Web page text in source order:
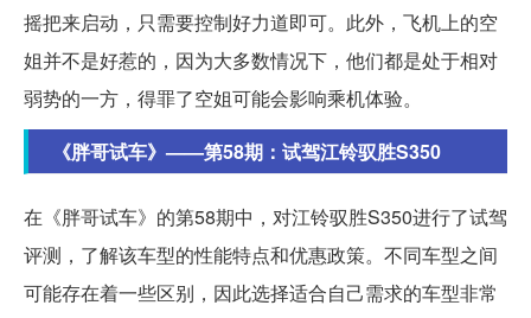
摇把来启动，只需要控制好力道即可。此外，飞机上的空
姐并不是好惹的，因为大多数情况下，他们都是处于相对
弱势的一方，得罪了空姐可能会影响乘机体验。
《胖哥试车》——第58期：试驾江铃驭胜S350
在《胖哥试车》的第58期中，对江铃驭胜S350进行了试驾
评测，了解该车型的性能特点和优惠政策。不同车型之间
可能存在着一些区别，因此选择适合自己需求的车型非常